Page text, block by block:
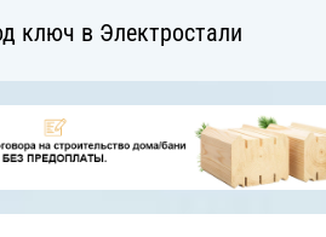
ключ в Электростали